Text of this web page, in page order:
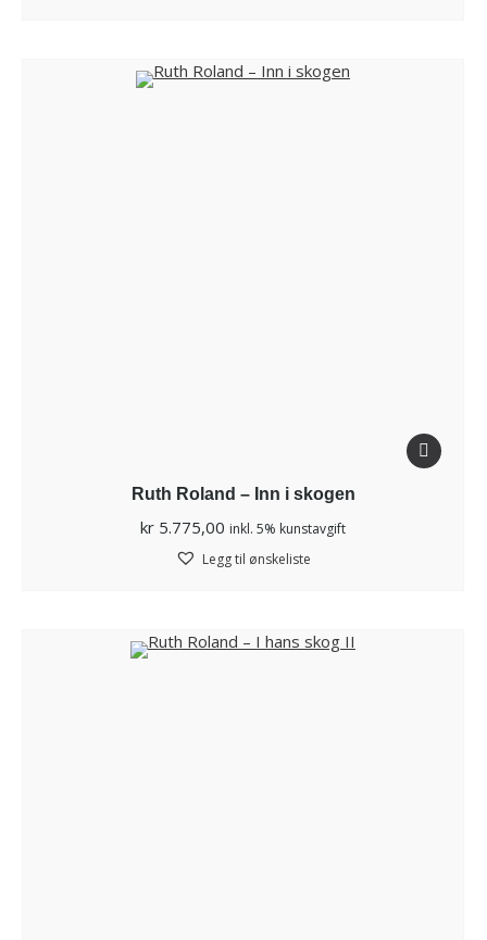
Ruth Roland – Inn i skogen
kr 5.775,00 inkl. 5% kunstavgift
Legg til ønskeliste